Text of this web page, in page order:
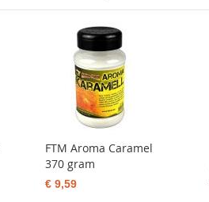
FTM Aroma Caramel
370 gram
€ 9,59